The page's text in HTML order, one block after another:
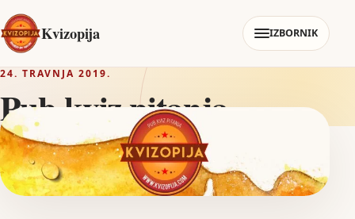
Kvizopija IZBORNIK
24. TRAVNJA 2019.
Pub kviz pitanja